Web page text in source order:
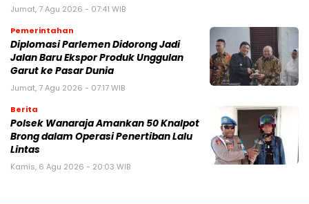
Jumat, 7 Agu 2026 - 07:41 WIB
Pemerintahan
Diplomasi Parlemen Didorong Jadi
Jalan Baru Ekspor Produk Unggulan
Garut ke Pasar Dunia
Jumat, 7 Agu 2026 - 07:17 WIB
Berita
Polsek Wanaraja Amankan 50 Knalpot
Brong dalam Operasi Penertiban Lalu
Lintas
Kamis, 6 Agu 2026 - 20:03 WIB